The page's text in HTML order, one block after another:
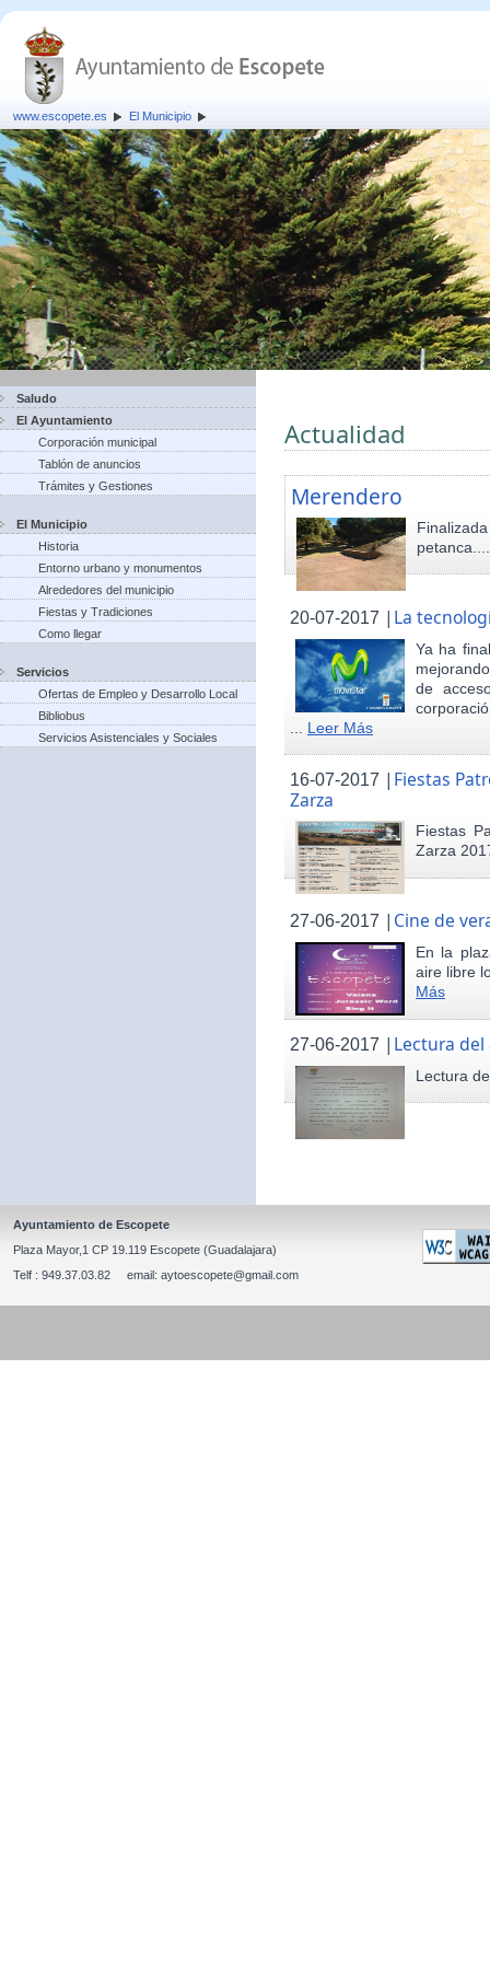
www.escopete.es El Municipio
Saludo
El Ayuntamiento
Corporación municipal
Tablón de anuncios
Trámites y Gestiones
El Municipio
Historia
Entorno urbano y monumentos
Alrededores del municipio
Fiestas y Tradiciones
Como llegar
Servicios
Ofertas de Empleo y Desarrollo Local
Bibliobus
Servicios Asistenciales y Sociales
Actualidad
Merendero
20-07-2017 | La
Ya ha
de
Leer Más
16-07-2017 | Fiestas
Zarza
Fiestas
Zarza
27-06-2017 | Cine de
En la
aire libre
Más
27-06-2017 | Lectura del
Lectura
Ayuntamiento de Escopete
Plaza Mayor,1 CP 19.119 Escopete (Guadalajara)
Telf : 949.37.03.82 email: aytoescopete@gmail.com